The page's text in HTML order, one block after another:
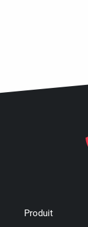
Produit